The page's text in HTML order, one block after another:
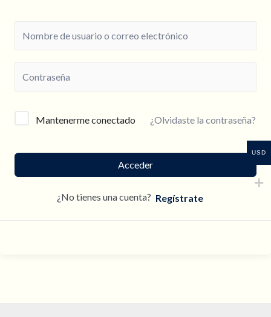
Mantenerme conectado ¿Olvidaste la contraseña?
Acceder
¿No tienes una cuenta?
USD